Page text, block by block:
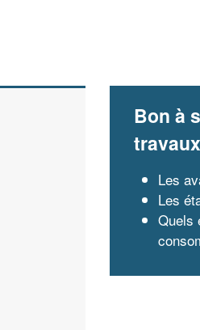
Bon à
travaux
Les
Les
Quels